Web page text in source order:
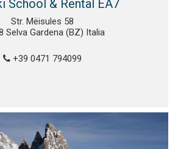
School & Rental EA7
Str. Mëisules 58
Selva Gardena (BZ) Italia
+39 0471 794099